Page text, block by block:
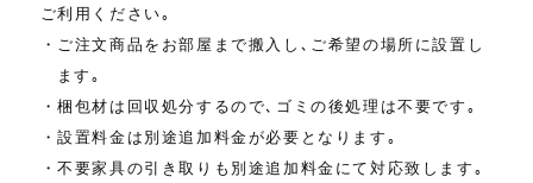
ご利用ください｡
・ご注文商品をお部屋まで搬入し､ご希望の場所に設置し
ます｡
・梱包材は回収処分するので､ゴミの後処理は不要です｡
・設置料金は別途追加料金が必要となります｡
・不要家具の引き取りも別途追加料金にて対応致します｡